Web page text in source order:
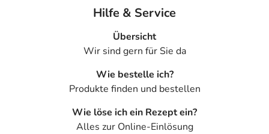
Hilfe & Service
Übersicht
Wir sind gern für Sie da
Wie bestelle ich?
Produkte finden und bestellen
Wie löse ich ein Rezept ein?
Alles zur Online-Einlösung